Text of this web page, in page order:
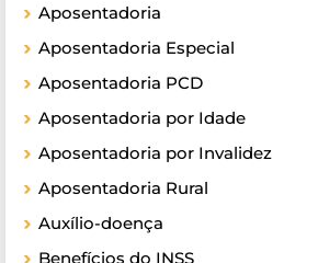
Aposentadoria
Aposentadoria Especial
Aposentadoria PCD
Aposentadoria por Idade
Aposentadoria por Invalidez
Aposentadoria Rural
Auxílio-doença
Benefícios do INSS